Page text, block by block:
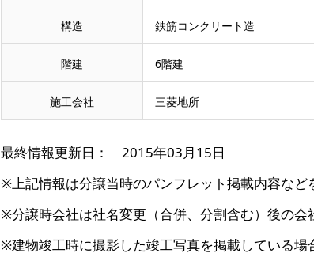
構造 鉄筋コンクリート造
階建 6階建
施工会社 三菱地所
最終情報更新日： 2015年03月15日
※上記情報は分譲当時のパンフレット掲載内容など
※分譲時会社は社名変更（合併、分割含む）後の会
※建物竣工時に撮影した竣工写真を掲載している場